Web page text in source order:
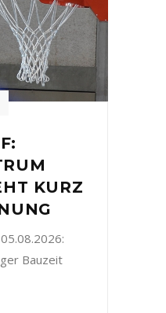
KURZ
Bauzeit